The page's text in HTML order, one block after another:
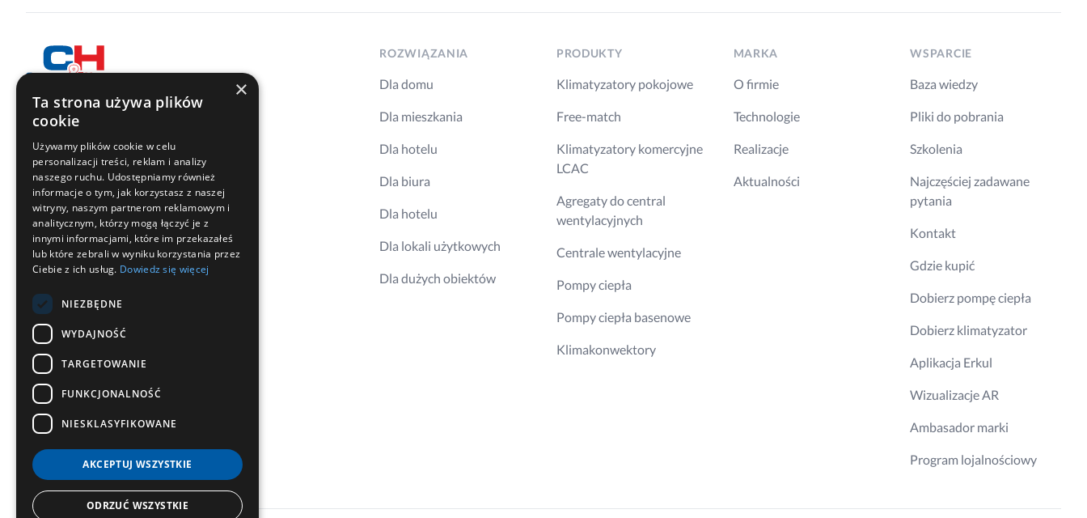
Znajdź nas w sieciach społecznościowych
FacebookInstagramLinkedinYoutube
ROZWIĄZANIA
Dla domu
Dla mieszkania
Dla hotelu
Dla biura
Dla hotelu
Dla lokali użytkowych
Dla dużych obiektów
PRODUKTY
Klimatyzatory pokojowe
Free-match
Klimatyzatory komercyjne
LCAC
Agregaty do central
wentylacyjnych
Centrale wentylacyjne
Pompy ciepła
Pompy ciepła basenowe
Klimakonwektory
MARKA
O firmie
Technologie
Realizacje
Aktualności
WSPARCIE
Baza wiedzy
Pliki do pobrania
Szkolenia
Najczęściej zadawane
pytania
Kontakt
Gdzie kupić
Dobierz pompę ciepła
Dobierz klimatyzator
Aplikacja Erkul
Wizualizacje AR
Ambasador marki
Program lojalnościowy
×
Ta strona używa plików
cookie
Używamy plików cookie w celu
personalizacji treści, reklam i analizy
naszego ruchu. Udostępniamy również
informacje o tym, jak korzystasz z naszej
witryny, naszym partnerom reklamowym i
analitycznym, którzy mogą łączyć je z
innymi informacjami, które im przekazałeś
lub które zebrali w wyniku korzystania przez
Ciebie z ich usług. Dowiedz się więcej
NIEZBĘDNE
WYDAJNOŚĆ
TARGETOWANIE
FUNKCJONALNOŚĆ
NIESKLASYFIKOWANE
AKCEPTUJ WSZYSTKIE
ODRZUĆ WSZYSTKIE